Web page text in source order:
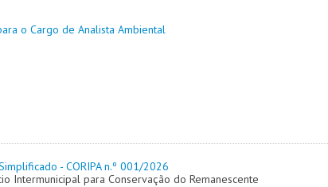
o Cargo de Analista Ambiental
- CORIPA n.º 001/2026
Intermunicipal para Conservação do Remanescente